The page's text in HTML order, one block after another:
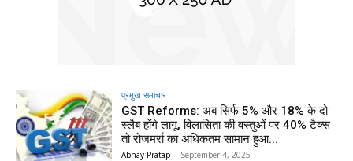
प्रमुख समाचार‎
GST Reforms: अब सिर्फ 5% और 18% के दो
स्लैब होंगे लागू, विलासिता की वस्तुओं पर 40% टैक्स
तो रोजमर्रा का अधिकतम सामान हुआ...
Abhay Pratap - September 4, 2025